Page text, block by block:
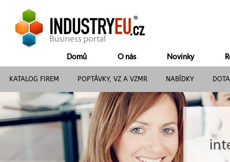
Domů O nás Novinky
KATALOG FIREM POPTÁVKY, VZ A VZMR NABÍDKY